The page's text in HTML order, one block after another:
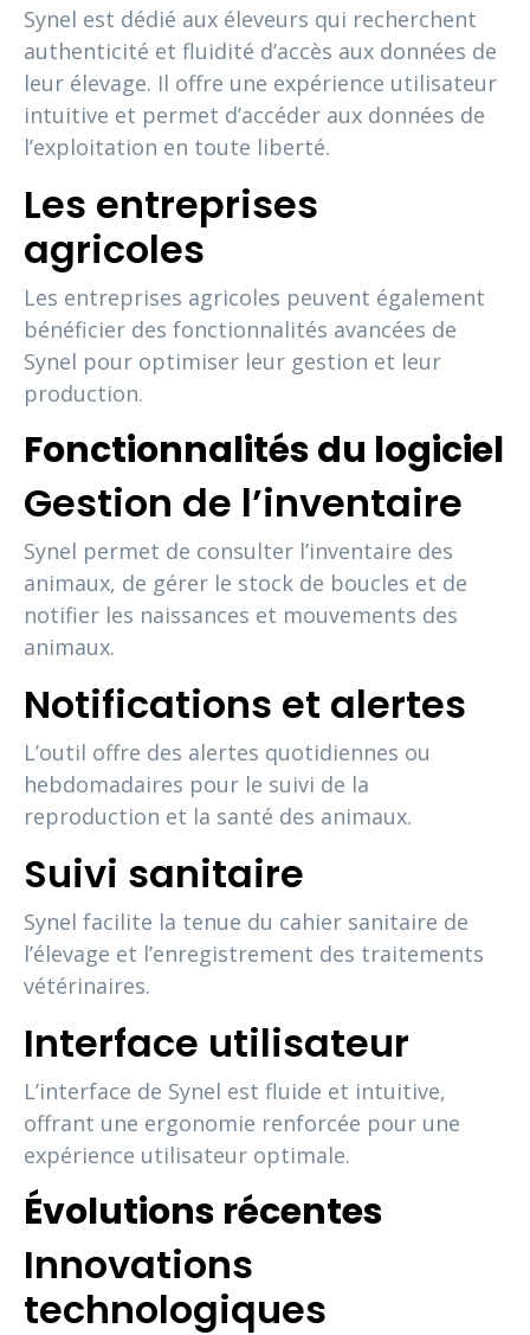
Synel est dédié aux éleveurs qui recherchent
authenticité et fluidité d’accès aux données de
leur élevage. Il offre une expérience utilisateur
intuitive et permet d’accéder aux données de
l’exploitation en toute liberté.
Les entreprises
agricoles
Les entreprises agricoles peuvent également
bénéficier des fonctionnalités avancées de
Synel pour optimiser leur gestion et leur
production.
Fonctionnalités du logiciel
Gestion de l’inventaire
Synel permet de consulter l’inventaire des
animaux, de gérer le stock de boucles et de
notifier les naissances et mouvements des
animaux.
Notifications et alertes
L’outil offre des alertes quotidiennes ou
hebdomadaires pour le suivi de la
reproduction et la santé des animaux.
Suivi sanitaire
Synel facilite la tenue du cahier sanitaire de
l’élevage et l’enregistrement des traitements
vétérinaires.
Interface utilisateur
L’interface de Synel est fluide et intuitive,
offrant une ergonomie renforcée pour une
expérience utilisateur optimale.
Évolutions récentes
Innovations
technologiques